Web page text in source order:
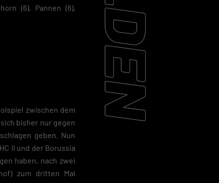
(6), Pannen (6),
zwischen dem
bisher nur gegen
geben. Nun
II und der Borussia
haben, nach zwei
zum dritten Mal